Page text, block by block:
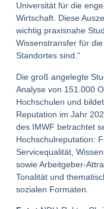
Universität für die
Wirtschaft. Diese
wichtig praxisnahe
Wissenstransfer für
Standortes sind.“​
Die groß angelegte
Analyse von 151.000
Hochschulen und
Reputation im Jahr
des IMWF betrachtet
Hochschulreputation:
Servicequalität,
sowie Arbeitgeber-
Tonalität und
sozialen Formaten.